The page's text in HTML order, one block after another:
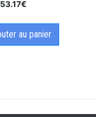
53.17€
au panier